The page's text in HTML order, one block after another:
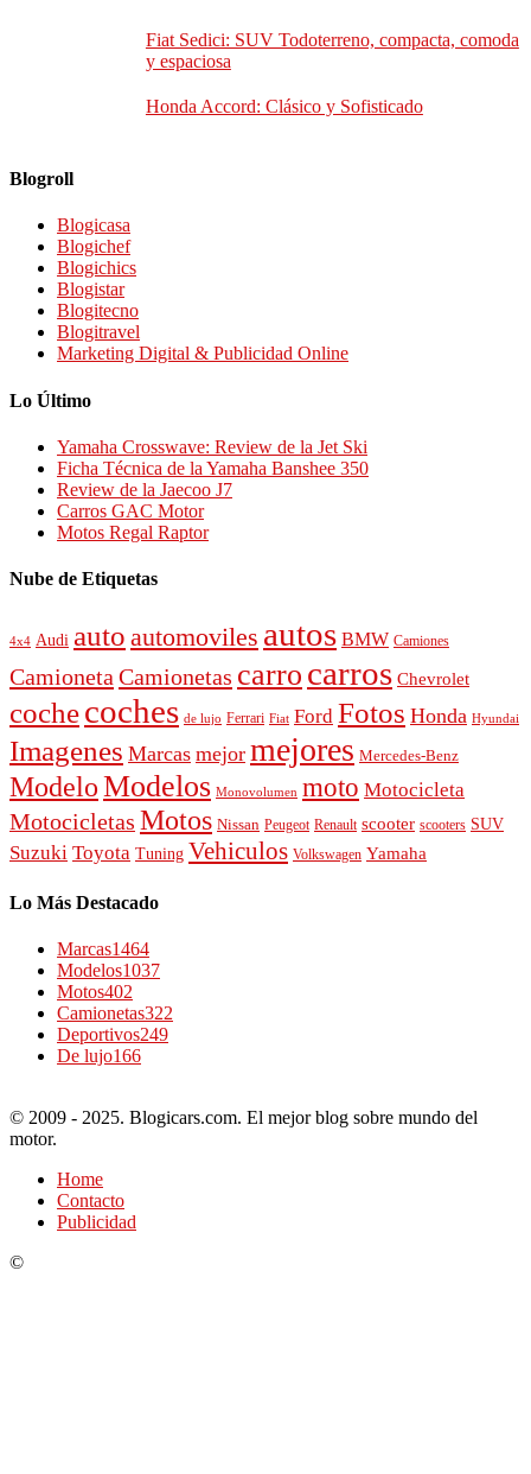
Fiat Sedici: SUV Todoterreno, compacta, comoda
y espaciosa
Honda Accord: Clásico y Sofisticado
Blogroll
Blogicasa
Blogichef
Blogichics
Blogistar
Blogitecno
Blogitravel
Marketing Digital & Publicidad Online
Lo Último
Yamaha Crosswave: Review de la Jet Ski
Ficha Técnica de la Yamaha Banshee 350
Review de la Jaecoo J7
Carros GAC Motor
Motos Regal Raptor
Nube de Etiquetas
4x4 Audi auto automoviles autos BMW Camiones
Camioneta Camionetas carro carros Chevrolet
cochecoches de lujo Ferrari Fiat Ford Fotos Honda Hyundai
Imagenes Marcas mejor mejores Mercedes-Benz
ModeloModelos Monovolumen moto Motocicleta
Motocicletas Motos Nissan Peugeot Renault scooter scooters SUV
Suzuki Toyota Tuning Vehiculos Volkswagen Yamaha
Lo Más Destacado
Marcas1464
Modelos1037
Motos402
Camionetas322
Deportivos249
De lujo166
© 2009 - 2025. Blogicars.com. El mejor blog sobre mundo del
motor.
Home
Contacto
Publicidad
©